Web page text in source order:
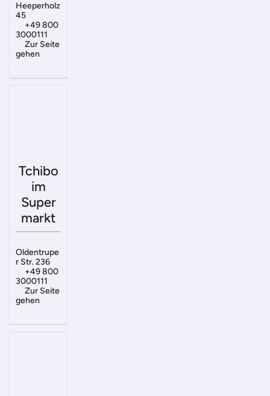
Heeperholz
45
+49 800
3000111
Zur Seite
gehen
Tchibo
im
Super
markt
Oldentrupe
r Str. 236
+49 800
3000111
Zur Seite
gehen